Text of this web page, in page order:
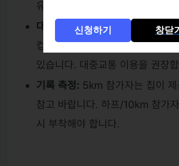
유지에 집중해야 합니다.
대중교통 이용:대회장(평화광장)
컵경기장역 1번 출구에서 650m
있습니다. 대중교통 이용을 권장
기록 측정: 5km 참가자는 칩이 제
참고 바랍니다. 하프/10km 참가
시 부착해야 합니다.
신청하기 창닫기